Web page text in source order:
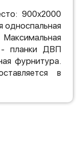
900х2000
- планки ДВП
фурнитура.
в